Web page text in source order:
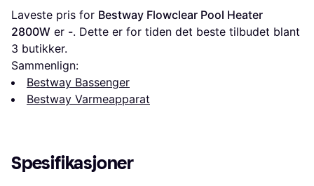
Laveste pris for Bestway Flowclear Pool Heater
2800W er -
3 butikker.
Sammenlign:
Bestway Bassenger
Bestway Varmeapparat
Spesifikasjoner